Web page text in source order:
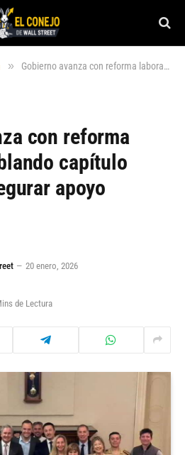
» Gobierno avanza con reforma laboral desdoblando capítulo fiscal para asegurar apoyo provincial
con reforma
capítulo
apoyo
20 enero, 2026
de Lectura